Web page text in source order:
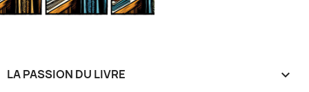
LA PASSION DU LIVRE 